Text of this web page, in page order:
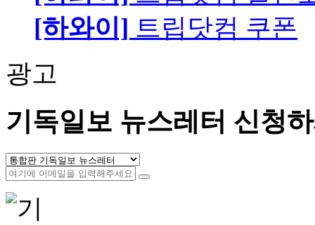
[하와이] 트립닷컴 쿠폰
광고
기독일보 뉴스레터 신청